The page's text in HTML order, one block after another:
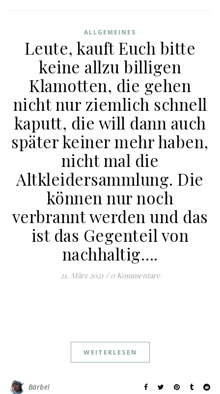
ALLGEMEINES
Leute, kauft Euch bitte
keine allzu billigen
Klamotten, die gehen
nicht nur ziemlich schnell
kaputt, die will dann auch
später keiner mehr haben,
nicht mal die
Altkleidersammlung. Die
können nur noch
verbrannt werden und das
ist das Gegenteil von
nachhaltig….
21. März 2021 / 0 Kommentare
WEITERLESEN
Bärbel